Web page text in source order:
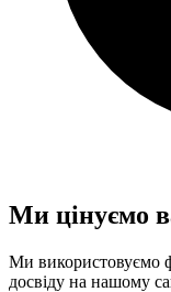
Ми цінуємо
Ми використовуємо
досвіду на нашому